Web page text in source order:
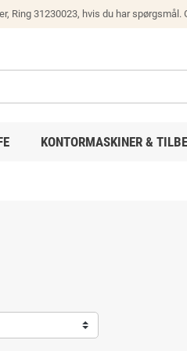
Ring 31230023, hvis du har spørgsmål.
KONTORMASKINER &